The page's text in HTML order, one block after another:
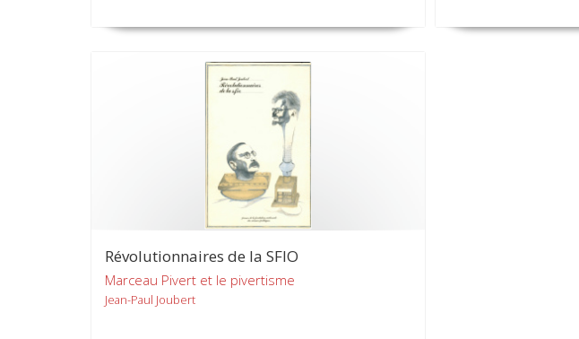
Révolutionnaires de la SFIO
Marceau Pivert et le pivertisme
Jean-Paul Joubert